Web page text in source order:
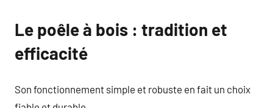
Le poêle à bois : tradition et
efficacité
Son fonctionnement simple et robuste en fait un choix